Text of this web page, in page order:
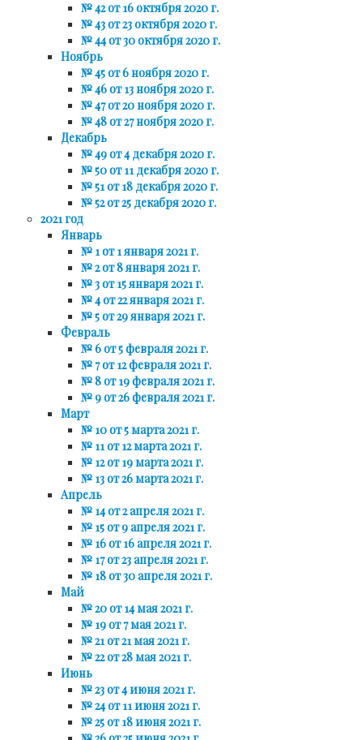
№ 42 от 16 октября 2020 г.
№ 43 от 23 октября 2020 г.
№ 44 от 30 октября 2020 г.
Ноябрь
№ 45 от 6 ноября 2020 г.
№ 46 от 13 ноября 2020 г.
№ 47 от 20 ноября 2020 г.
№ 48 от 27 ноября 2020 г.
Декабрь
№ 49 от 4 декабря 2020 г.
№ 50 от 11 декабря 2020 г.
№ 51 от 18 декабря 2020 г.
№ 52 от 25 декабря 2020 г.
2021 год
Январь
№ 1 от 1 января 2021 г.
№ 2 от 8 января 2021 г.
№ 3 от 15 января 2021 г.
№ 4 от 22 января 2021 г.
№ 5 от 29 января 2021 г.
Февраль
№ 6 от 5 февраля 2021 г.
№ 7 от 12 февраля 2021 г.
№ 8 от 19 февраля 2021 г.
№ 9 от 26 февраля 2021 г.
Март
№ 10 от 5 марта 2021 г.
№ 11 от 12 марта 2021 г.
№ 12 от 19 марта 2021 г.
№ 13 от 26 марта 2021 г.
Апрель
№ 14 от 2 апреля 2021 г.
№ 15 от 9 апреля 2021 г.
№ 16 от 16 апреля 2021 г.
№ 17 от 23 апреля 2021 г.
№ 18 от 30 апреля 2021 г.
Май
№ 20 от 14 мая 2021 г.
№ 19 от 7 мая 2021 г.
№ 21 от 21 мая 2021 г.
№ 22 от 28 мая 2021 г.
Июнь
№ 23 от 4 июня 2021 г.
№ 24 от 11 июня 2021 г.
№ 25 от 18 июня 2021 г.